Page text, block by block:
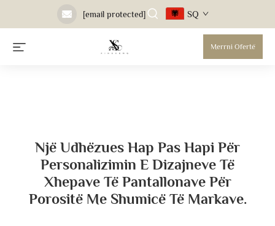
[email protected] SQ
Merrni Ofertë
Një Udhëzues Hap Pas Hapi Për
Personalizimin E Dizajneve Të
Xhepave Të Pantallonave Për
Porositë Me Shumicë Të Markave.